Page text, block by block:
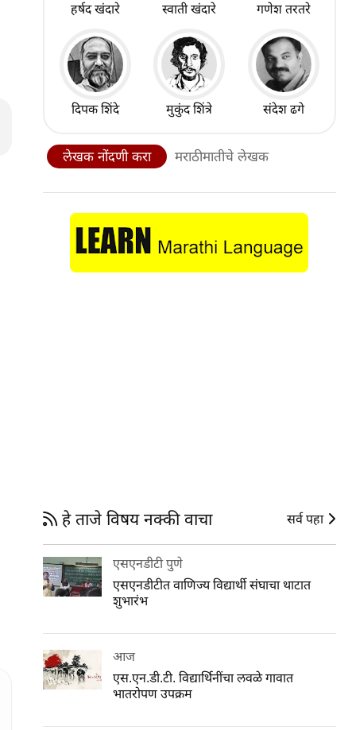
हर्षद खंदारे स्वाती खंदारे गणेश तरतरे
दिपक शिंदे मुकुंद शिंत्रे संदेश ढगे
लेखक नोंदणी करा मराठीमातीचे लेखक
हे ताजे विषय नक्की वाचा सर्व पहा
एसएनडीटी पुणे
एसएनडीटीत वाणिज्य विद्यार्थी संघाचा थाटात
शुभारंभ
आज
एस.एन.डी.टी. विद्यार्थिनींचा लवळे गावात
भातरोपण उपक्रम